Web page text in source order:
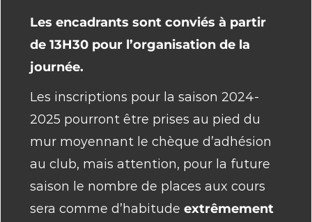
Les encadrants sont conviés à partir
de 13H30 pour l’organisation de la
journée.
Les inscriptions pour la saison 2024-
2025 pourront être prises au pied du
mur moyennant le chèque d’adhésion
au club, mais attention, pour la future
saison le nombre de places aux cours
sera comme d’habitude extrêmement